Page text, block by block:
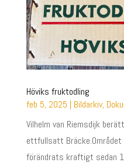
Höviks fruktodling
feb 5, 2025 | Bildarkiv,
Vilhelm van Riemsdijk
ettfullsatt Bräcke.Området
förändrats kraftigt sedan